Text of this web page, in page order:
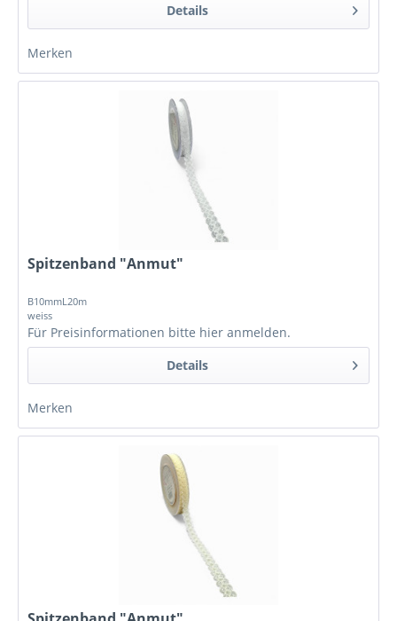
Details
Merken
Spitzenband "Anmut"
B10mmL20m
weiss
Für Preisinformationen bitte hier anmelden.
Details
Merken